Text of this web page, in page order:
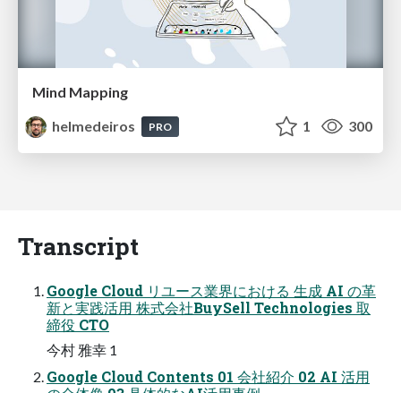
Mind Mapping
helmedeiros
PRO 1 300
Transcript
Google Cloud リユース業界における 生成 AI の革
新と実践活用 株式会社BuySell Technologies 取
締役 CTO
今村 雅幸 1
Google Cloud Contents 01 会社紹介 02 AI 活用